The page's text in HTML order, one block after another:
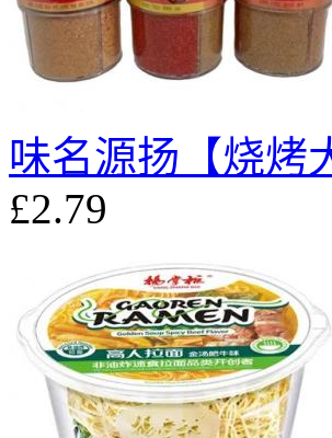
味名源扬【烧烤
£2.79